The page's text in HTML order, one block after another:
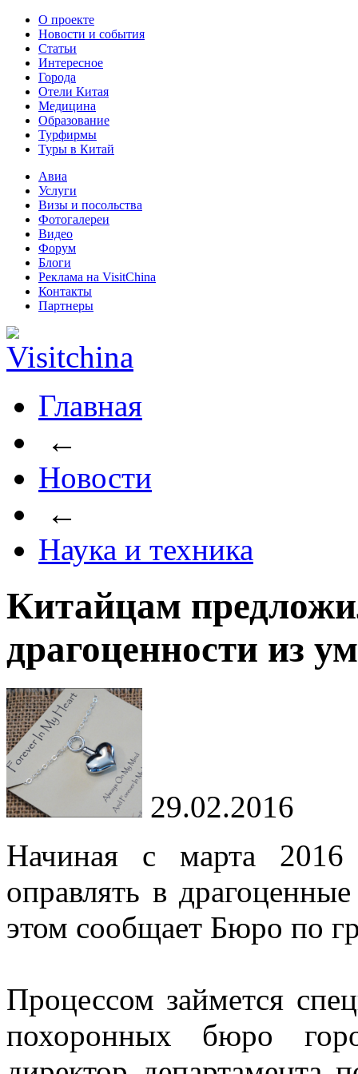
О проекте
Новости и события
Статьи
Интересное
Города
Отели Китая
Медицина
Образование
Турфирмы
Туры в Китай
Авиа
Услуги
Визы и посольства
Фотогалереи
Видео
Форум
Блоги
Реклама на VisitChina
Контакты
Партнеры
Главная
←
Новости
←
Наука и техника
Китайцам
драгоценности из
29.02.2016
Начиная с марта
оправлять в
этом сообщает Бюро по
Процессом займется
похоронных бюро